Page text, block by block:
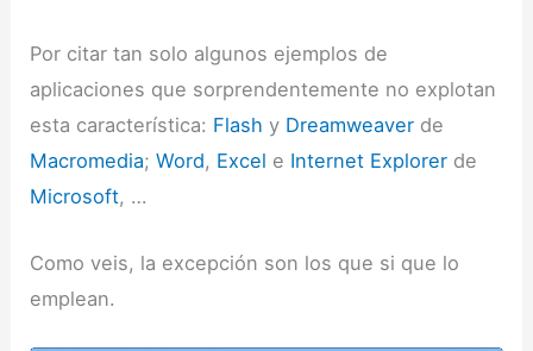
Por citar tan solo algunos ejemplos de
aplicaciones que sorprendentemente no explotan
esta característica: Flash y Dreamweaver de
Macromedia;Word, Excel e Internet Explorer de
Microsoft, …
Como veis, la excepción son los que si que lo
emplean.